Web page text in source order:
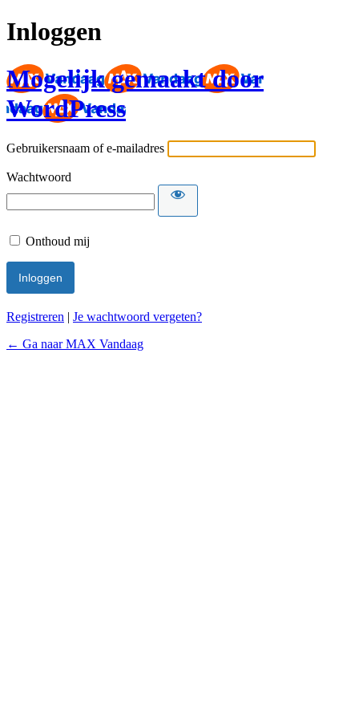
Inloggen
Mogelijk gemaakt door
WordPress
Gebruikersnaam of e-mailadres
Wachtwoord
Onthoud mij
Registreren | Je wachtwoord vergeten?
← Ga naar MAX Vandaag